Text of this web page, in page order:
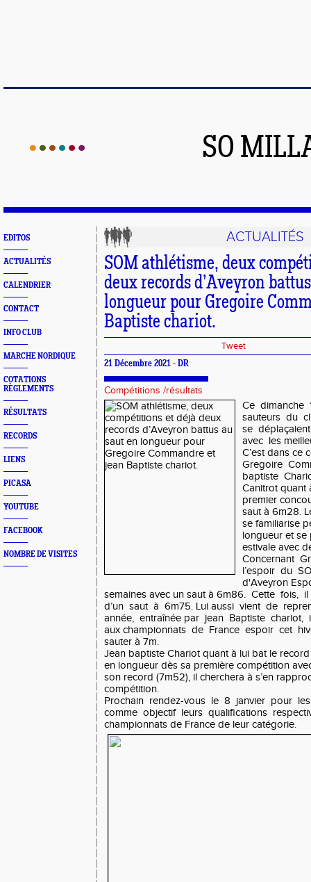
SO
EDITOS
ACTUALITÉS
CALENDRIER
CONTACT
INFO CLUB
MARCHE NORDIQUE
COTATIONS
RÈGLEMENTS
RÉSULTATS
RECORDS
LIENS
PICASA
YOUTUBE
FACEBOOK
NOMBRE DE VISITES
ACTUALITÉS
SOM athlétisme, deux
deux records d’Aveyron
longueur pour Gregoire
Baptiste chariot.
Tweet
21 Décembre 2021 - DR
Compétitions /résultats
Ce dimanche
sauteurs du
se
avec les
C’est dans ce
Gregoire
baptiste
Canitrot quant
premier
saut à 6m28.
se familiarise
longueur et se
estivale avec
Concernant
l’espoir du
d'Aveyron
semaines avec un saut à 6m86. Cette fois,
d’un saut à 6m75. Lui aussi vient de
année, entraînée par jean Baptiste
aux championnats de France espoir cet
sauter à 7m.
Jean baptiste Chariot quant à lui bat le
en longueur dès sa première compétition
son record (7m52), il cherchera à s’en
compétition.
Prochain rendez-vous le 8 janvier pour
comme objectif leurs qualifications
championnats de France de leur catégorie.